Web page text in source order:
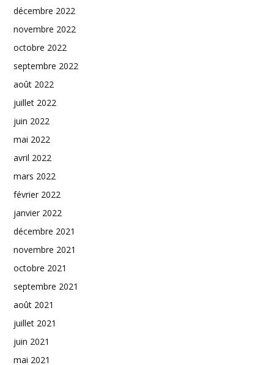
décembre 2022
novembre 2022
octobre 2022
septembre 2022
août 2022
juillet 2022
juin 2022
mai 2022
avril 2022
mars 2022
février 2022
janvier 2022
décembre 2021
novembre 2021
octobre 2021
septembre 2021
août 2021
juillet 2021
juin 2021
mai 2021